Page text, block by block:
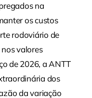
na
os custos
rodoviário de
valores
de 2026, a ANTT
dos
da variação